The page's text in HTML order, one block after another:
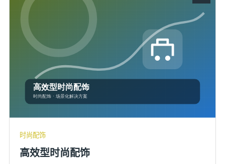
时尚配饰
高效型时尚配饰